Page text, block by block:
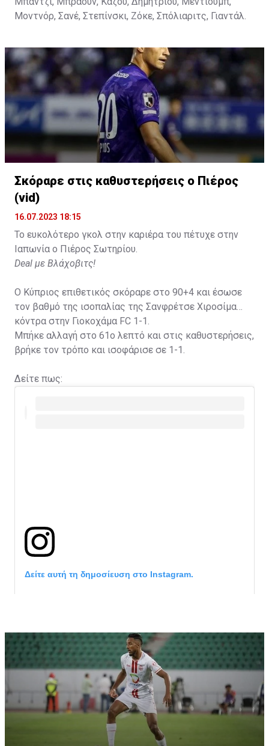
Μοντνόρ, Σανέ, Στεπίνσκι, Ζόκε, Σπόλιαριτς, Γιαντάλ.
Σκόραρε στις καθυστερήσεις ο Πιέρος
(vid)
16.07.2023 18:15
Το ευκολότερο γκολ στην καριέρα του πέτυχε στην
Ιαπωνία ο Πιέρος Σωτηρίου.
Deal με Βλάχοβιτς!
Ο Κύπριος επιθετικός σκόραρε στο 90+4 και έσωσε
τον βαθμό της ισοπαλίας της Σανφρέτσε Χιροσίμα
κόντρα στην Γιοκοχάμα FC 1-1.
Μπήκε αλλαγή στο 61ο λεπτό και στις καθυστερήσεις,
βρήκε τον τρόπο και ισοφάρισε σε 1-1.
Δείτε πως:
Δείτε αυτή τη δημοσίευση στο Instagram.